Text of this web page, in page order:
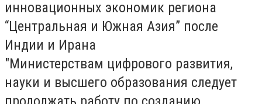
инновационных экономик региона
“Центральная и Южная Азия” после
Индии и Ирана
"Министерствам цифрового развития,
науки и высшего образования следует